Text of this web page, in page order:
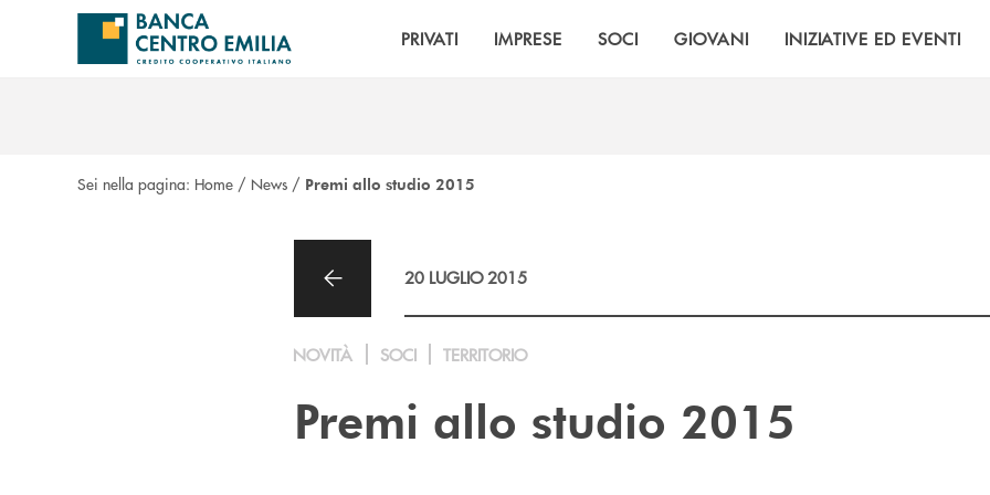
Salta al contenuto principale
PRIVATI IMPRESE SOCI GIOVANI INIZIATIVE ED EVENTI
Sei nella pagina: Home / News / Premi allo studio 2015
20 LUGLIO 2015
NOVITÀ SOCI TERRITORIO
Premi allo studio 2015